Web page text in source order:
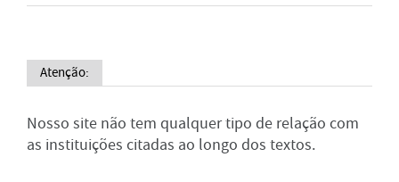
Atenção:
Nosso site não tem qualquer tipo de relação com
as instituições citadas ao longo dos textos.